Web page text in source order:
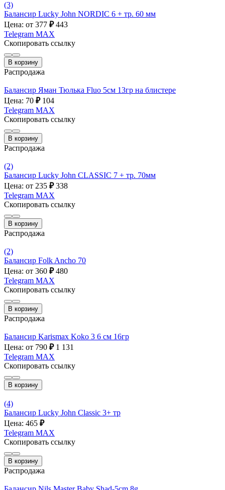
(3)
Балансир Lucky John NORDIC 6 + тр. 60 мм
Цена: от 377 ₽ 443
Telegram MAX
Скопировать ссылку
В корзину
Распродажа
Балансир Яман Тюлька Fluo 5см 13гр на блистере
Цена: 70 ₽ 104
Telegram MAX
Скопировать ссылку
В корзину
Распродажа
(2)
Балансир Lucky John CLASSIC 7 + тр. 70мм
Цена: от 235 ₽ 338
Telegram MAX
Скопировать ссылку
В корзину
Распродажа
(2)
Балансир Folk Ancho 70
Цена: от 360 ₽ 480
Telegram MAX
Скопировать ссылку
В корзину
Распродажа
Балансир Karismax Koko 3 6 см 16гр
Цена: от 790 ₽ 1 131
Telegram MAX
Скопировать ссылку
В корзину
(4)
Балансир Lucky John Classic 3+ тр
Цена: 465 ₽
Telegram MAX
Скопировать ссылку
В корзину
Распродажа